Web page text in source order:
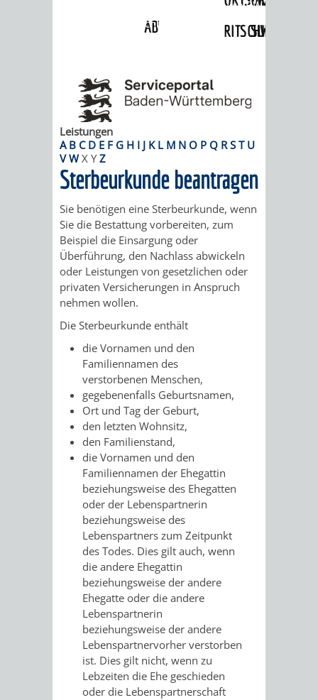
ABWASSERBESEITIGUNG
115
BERATUNG
KINDER
UND
JUGENDLICHE
SENIOREN
BETREUUNG
UND
PFLEGE
FREIZEITANGEBOTE
BERATUNG
UND
HILFE
MENSCHEN
MIT
BEHINDERUNG
MENSCHEN
MIT
DEMENZ
MIGRANTEN
FLÜCHTLINGE
BAUHERREN
BAUHERRENBERATUNG
GRUNDSTÜCKSWERTERMITTLUNG
DENKMALSCHUTZ
AUFGABEN
DER
UNTEREN
DENKMALSCHUTZBEHÖRDE
STEUERVORTEILE
SATZUNGEN
IM
BEREICH
VERKAUF
STÄDTISCHER
BAUPLÄTZE
VERKAUF
STÄDTISCHER
HÄUSER
RITSCHWEIER
SULZBACH
UND
FÜR
TECHNIK,
UMWELT
UND
STADTENTWICKLUNG
BERATUNGSERGEBNISSE
KINDER-
UND
JUGENDBEIRAT
SITZUNGSUNTERLAGEN
UMLEGUNGSAUSSCHUSS
TAGESORDNUNG
PROJEKTE
ABGEORDNETE
RATHAUS
/
DEZERNATE
AMT
FÜR
Dienstleistungen Service BW
Verfahrensbeschreibung
Leistungen
A B C D E F G H I J K L M N O P Q R S T U
V W X Y Z
Sterbeurkunde beantragen
Sie benötigen eine Sterbeurkunde, wenn
Sie die Bestattung vorbereiten, zum
Beispiel die Einsargung oder
Überführung, den Nachlass abwickeln
oder Leistungen von gesetzlichen oder
privaten Versicherungen in Anspruch
nehmen wollen.
Die Sterbeurkunde enthält
die Vornamen und den
Familiennamen des
verstorbenen Menschen,
gegebenenfalls Geburtsnamen,
Ort und Tag der Geburt,
den letzten Wohnsitz,
den Familienstand,
die Vornamen und den
Familiennamen der Ehegattin
beziehungsweise des Ehegatten
oder der Lebenspartnerin
beziehungsweise des
Lebenspartners zum Zeitpunkt
des Todes. Dies gilt auch, wenn
die andere Ehegattin
beziehungsweise der andere
Ehegatte oder die andere
Lebenspartnerin
beziehungsweise der andere
Lebenspartnervorher verstorben
ist. Dies gilt nicht, wenn zu
Lebzeiten die Ehe geschieden
oder die Lebenspartnerschaft